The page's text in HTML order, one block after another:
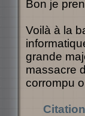
Bon je
Voilà à la
grande
massacre
corrompu
Citation